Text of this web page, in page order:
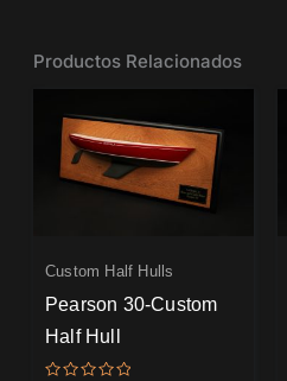
Productos Relacionados
Custom Half Hulls
Pearson 30-Custom
Half Hull